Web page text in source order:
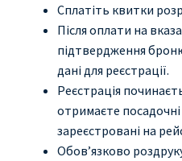
Сплатіть квитки
Після оплати на
підтвердження
дані для реєстрації.
Реєстрація
отримаєте
зареєстровані на
Обов’язково